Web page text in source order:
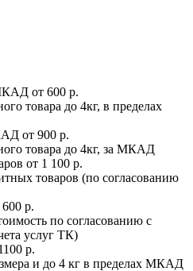
от 600 р.
товара до 4кг, в пределах
от 900 р.
товара до 4кг, за МКАД
от 1 100 р.
товаров (по согласованию
600 р.
по согласованию с
услуг ТК)
р.
и до 4 кг в пределах МКАД